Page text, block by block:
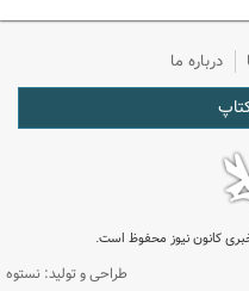
درباره ما
کانون نیوز محفوظ است.
طراحی و تولید: نستوه